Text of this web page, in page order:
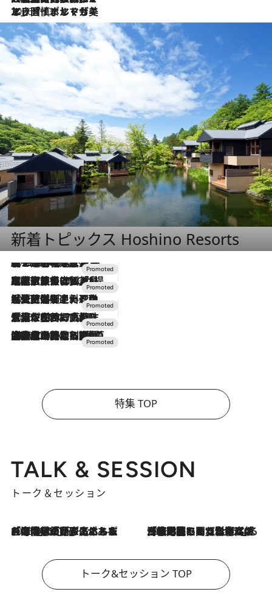
2026.7.13
エッセイ・ヤマザキマリ「慎ましくも美しき国 ポルトガル」
新着トピックス Hoshino Resorts
2026.8.7
【トンボの足水浴】ヒノキの香りに包まれて涼感マックス！約13℃の湧水かけ流しを避暑地「星野温泉 トンボの湯」で体験
2026.7.31
【ホテル帰省】という選択肢をOMOが提案。家族とほどよい距離を保つには「昼は実家、夜は気兼ねなくホテルで！」
2026.7.24
【夏限定ディナーコース】旬を迎える稚鮎や花ズッキーニなどをイタリア・トスカーナの郷土料理の手法で満喫！
2026.7.17
「土佐和ハーブかき氷」がOMO7高知に登場！生姜、山椒、大葉など目にも舌にも涼を呼ぶ郷土の味
2026.7.10
NEW OPEN！【界 草津】名湯の地に誕生。趣の異なる2種の温泉と上州ならではの会席・蕎麦割烹など美食を味わう究極の癒やし旅
特集 TOP
TALK & SESSION
トーク＆セッション
2026.8.3
「今後値上げがあるとすれば…」「リスクがあるのは今年の冬」エネルギー専門家が語る、ホルムズ海峡封鎖が家庭にもたらす“ある心配” 2026.8.3
「住宅建てられない…」「サーチャージ料の高値が続いている」ホルムズ海峡封鎖による影響はいつまで続く？《エネルギー専門家に聞く“どうなる日本の暮らし”》
トーク&セッション TOP